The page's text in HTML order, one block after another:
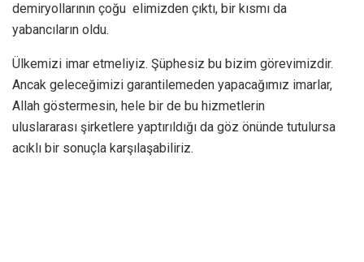
demiryollarının çoğu elimizden çıktı, bir kısmı da
yabancıların oldu.
Ülkemizi imar etmeliyiz. Şüphesiz bu bizim görevimizdir.
Ancak geleceğimizi garantilemeden yapacağımız imarlar,
Allah göstermesin, hele bir de bu hizmetlerin
uluslararası şirketlere yaptırıldığı da göz önünde tutulursa
acıklı bir sonuçla karşılaşabiliriz.